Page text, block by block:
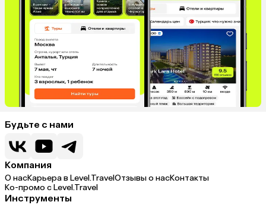
Будьте с нами
Компания
О насКарьера в Level.TravelОтзывы о насКонтакты
Ко-промо с Level.Travel
Инструменты